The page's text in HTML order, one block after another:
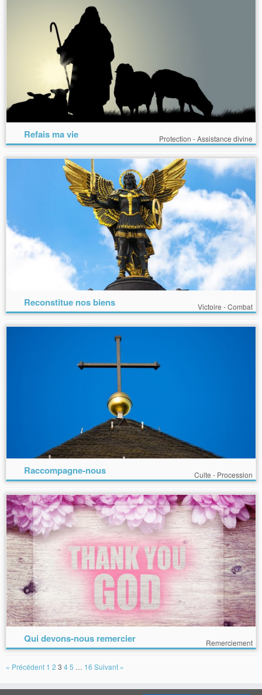
Refais ma vie Protection - Assistance divine
Reconstitue nos biens Victoire - Combat
Raccompagne-nous Culte - Procession
Qui devons-nous remercier Remerciement
« Précédent 1 2 3 45 … 16 Suivant »